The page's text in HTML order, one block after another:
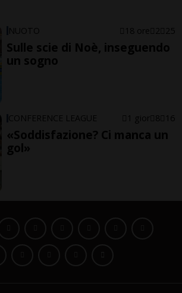
NUOTO 18 ore 2 25
Sulle scie di Noè, inseguendo
un sogno
CONFERENCE LEAGUE 1 gior 8 16
«Soddisfazione? Ci manca un
gol»